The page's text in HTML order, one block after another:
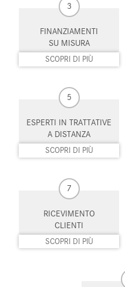
Leve al volante
Luce d'ambiente
Park Distance Control
Schermo multifunzione
interamente digitale
Sedili sportivi
Sensori di parcheggio posteriori
3
FINANZIAMENTI
SU MISURA
SCOPRI DI PIÙ
5
ESPERTI IN TRATTATIVE
A DISTANZA
SCOPRI DI PIÙ
7
RICEVIMENTO
CLIENTI
SCOPRI DI PIÙ